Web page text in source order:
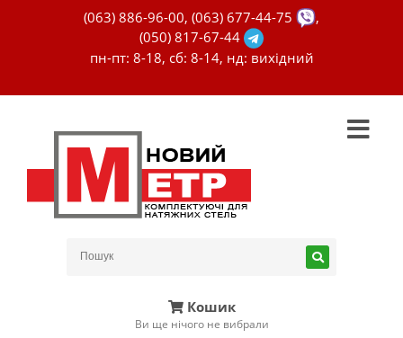
(063) 886-96-00, (063) 677-44-75
,
(050) 817-67-44
пн-пт: 8-18, сб: 8-14, нд: вихідний
Кошик
Ви ще нічого не вибрали